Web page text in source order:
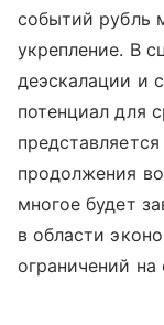
событий рубль
укрепление. В
деэскалации и
потенциал для
продолжения
многое будет
в области
ограничений на